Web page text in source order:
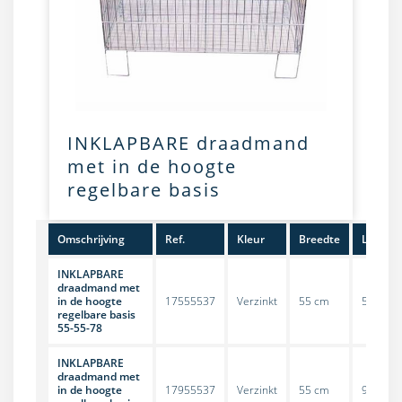
INKLAPBARE draadmand
met in de hoogte
regelbare basis
Omschrijving Ref. Kleur Breedte Lengte
INKLAPBARE
draadmand met
in de hoogte
regelbare basis
55-55-78
17555537 Verzinkt 55 cm 55 cm
INKLAPBARE
draadmand met
in de hoogte
17955537 Verzinkt 55 cm 96 cm